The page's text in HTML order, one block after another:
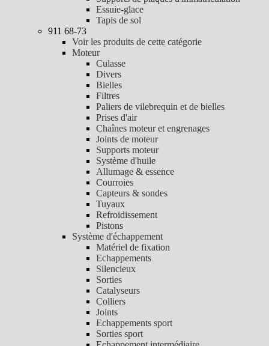
Essuie-glace
Tapis de sol
911 68-73
Voir les produits de cette catégorie
Moteur
Culasse
Divers
Bielles
Filtres
Paliers de vilebrequin et de bielles
Prises d'air
Chaînes moteur et engrenages
Joints de moteur
Supports moteur
Système d'huile
Allumage & essence
Courroies
Capteurs & sondes
Tuyaux
Refroidissement
Pistons
Système d'échappement
Matériel de fixation
Echappements
Silencieux
Sorties
Catalyseurs
Colliers
Joints
Echappements sport
Sorties sport